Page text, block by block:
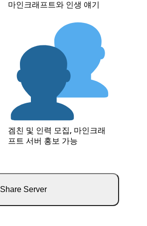
마인크래프트와 인생 얘기
겜친 및 인력 모집, 마인크래
프트 서버 홍보 가능
Share Server